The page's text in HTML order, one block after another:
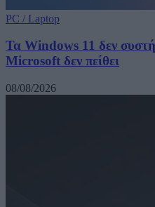
PC / Laptop
Τα Windows 11 δεν
Microsoft δεν πείθει
08/08/2026